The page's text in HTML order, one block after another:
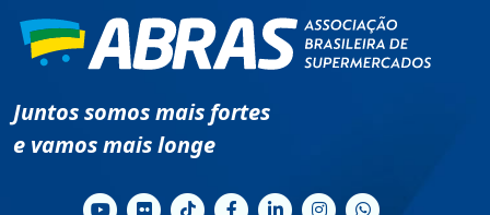
Juntos somos mais fortes
e vamos mais longe